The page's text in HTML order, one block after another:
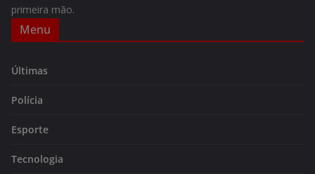
primeira mão.
Menu
Últimas
Polícia
Esporte
Tecnologia